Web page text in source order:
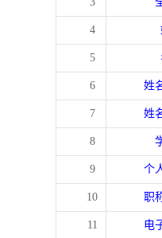
4
5
6 姓
7 姓
8
9 个
10 职
11 电